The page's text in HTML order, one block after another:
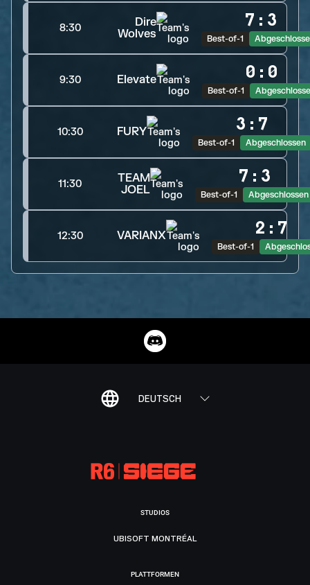
8:30
Dire
Wolves
7 : 3
Best-of-1
9:30 Elevate 0 : 0
Best-of-1
10:30 FURY 3 : 7
Best-of-1 Abgeschlossen
11:30
TEAM
JOEL
7 : 3
Best-of-1 Abgeschlossen
12:30 VARIANX 2 : 7
Best-of-1
DEUTSCH
STUDIOS
UBISOFT MONTRÉAL
PLATTFORMEN